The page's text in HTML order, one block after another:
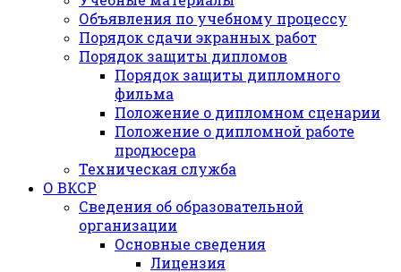
Объявления по учебному процессу
Порядок сдачи экранных работ
Порядок защиты дипломов
Порядок защиты дипломного
фильма
Положение о дипломном сценарии
Положение о дипломной работе
продюсера
Техническая служба
О ВКСР
Сведения об образовательной
организации
Основные сведения
Лицензия